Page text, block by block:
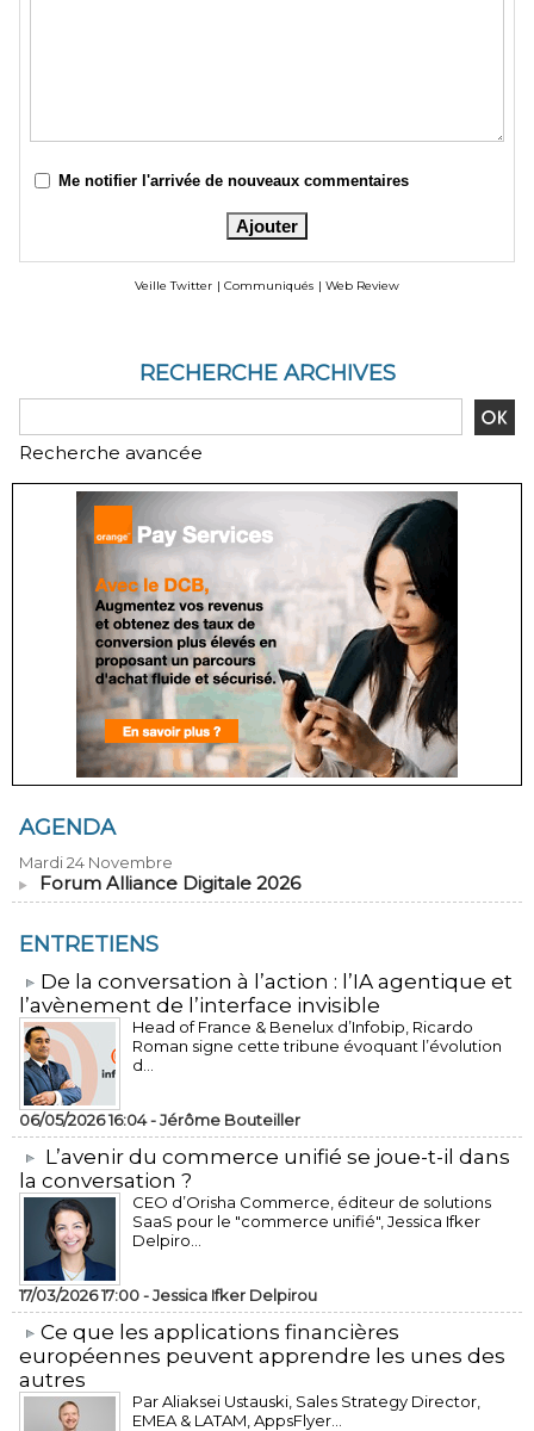
Me notifier l'arrivée de nouveaux commentaires
Veille Twitter | Communiqués | Web Review
RECHERCHE ARCHIVES
Recherche avancée
AGENDA
Mardi 24 Novembre
Forum Alliance Digitale 2026
ENTRETIENS
​De la conversation à l’action : l’IA agentique et
l’avènement de l’interface invisible
Head of France & Benelux d’Infobip, Ricardo
Roman signe cette tribune évoquant l’évolution
d...
06/05/2026 16:04 -Jérôme Bouteiller
L’avenir du commerce unifié se joue-t-il dans
la conversation ?
CEO d’Orisha Commerce, éditeur de solutions
SaaS pour le "commerce unifié", Jessica Ifker
Delpiro...
17/03/2026 17:00 -Jessica Ifker Delpirou
​Ce que les applications financières
européennes peuvent apprendre les unes des
autres
Par Aliaksei Ustauski, Sales Strategy Director,
EMEA & LATAM, AppsFlyer...